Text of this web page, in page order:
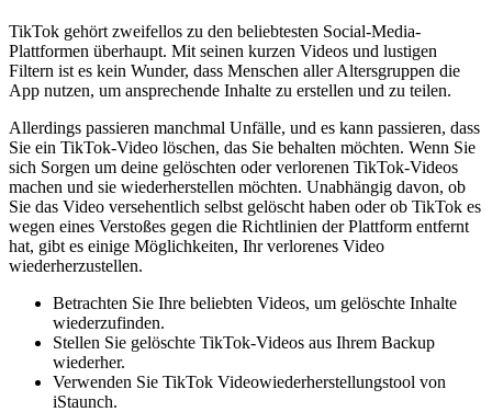
TikTok gehört zweifellos zu den beliebtesten Social-Media-
Plattformen überhaupt. Mit seinen kurzen Videos und lustigen
Filtern ist es kein Wunder, dass Menschen aller Altersgruppen die
App nutzen, um ansprechende Inhalte zu erstellen und zu teilen.
Allerdings passieren manchmal Unfälle, und es kann passieren, dass
Sie ein TikTok-Video löschen, das Sie behalten möchten. Wenn Sie
sich Sorgen um deine gelöschten oder verlorenen TikTok-Videos
machen und sie wiederherstellen möchten. Unabhängig davon, ob
Sie das Video versehentlich selbst gelöscht haben oder ob TikTok es
wegen eines Verstoßes gegen die Richtlinien der Plattform entfernt
hat, gibt es einige Möglichkeiten, Ihr verlorenes Video
wiederherzustellen.
Betrachten Sie Ihre beliebten Videos, um gelöschte Inhalte
wiederzufinden.
Stellen Sie gelöschte TikTok-Videos aus Ihrem Backup
wiederher.
Verwenden Sie TikTok Videowiederherstellungstool von
iStaunch.